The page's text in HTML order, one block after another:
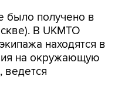
было получено в
В UKMTO
находятся в
на окружающую
ведется